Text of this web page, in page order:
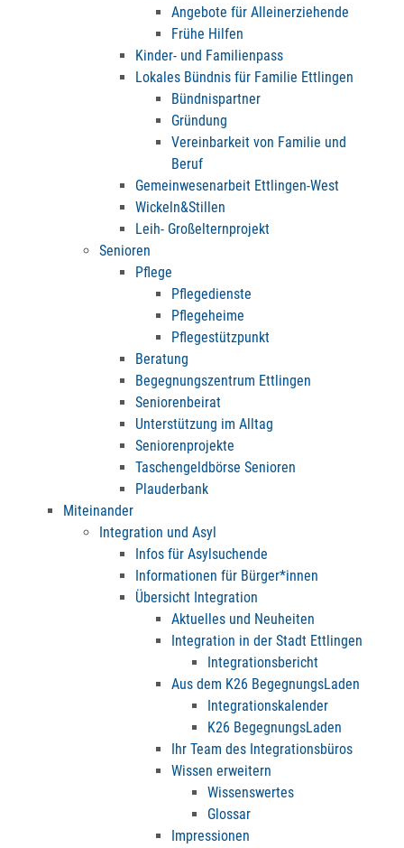
Angebote für Alleinerziehende
Frühe Hilfen
Kinder- und Familienpass
Lokales Bündnis für Familie Ettlingen
Bündnispartner
Gründung
Vereinbarkeit von Familie und
Beruf
Gemeinwesenarbeit Ettlingen-West
Wickeln&Stillen
Leih- Großelternprojekt
Senioren
Pflege
Pflegedienste
Pflegeheime
Pflegestützpunkt
Beratung
Begegnungszentrum Ettlingen
Seniorenbeirat
Unterstützung im Alltag
Seniorenprojekte
Taschengeldbörse Senioren
Plauderbank
Miteinander
Integration und Asyl
Infos für Asylsuchende
Informationen für Bürger*innen
Übersicht Integration
Aktuelles und Neuheiten
Integration in der Stadt Ettlingen
Integrationsbericht
Aus dem K26 BegegnungsLaden
Integrationskalender
K26 BegegnungsLaden
Ihr Team des Integrationsbüros
Wissen erweitern
Wissenswertes
Glossar
Impressionen